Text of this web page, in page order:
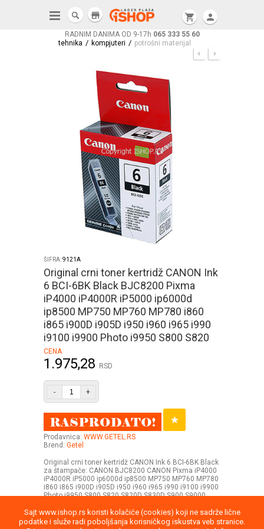
Sajt www.ishop.rs koristi kolačiće (cookies) koji ne sadrže lične
podatke i služe radi poboljšanja korisničkog iskustva veb stranice.
RADNIM DANIMA OD 9-17h 065 333 55 60
shopping_cart person
store
tehnika / kompjuteri / potrošni materijal
ŠIFRA:9121A
Original crni toner kertridž CANON Ink
6 BCI-6BK Black BJC8200 Pixma
iP4000 iP4000R iP5000 ip6000d
ip8500 MP750 MP760 MP780 i860
i865 i900D i905D i950 i960 i965 i990
i9100 i9900 Photo i9950 S800 S820
CENA
1.975,28 RSD
- +
Prodavnica: WWW.GETEL.RS
Brend: Getel
Original crni toner kertridž CANON Ink 6 BCI-6BK Black
za štampače: CANON BJC8200 CANON Pixma iP4000
iP4000R iP5000 ip6000d ip8500 MP750 MP760 MP780
i860 i865 i900D i905D i950 i960 i965 i990 i9100 i9900
Photo i9950 S800 S820 S820D S830D S900 S9000